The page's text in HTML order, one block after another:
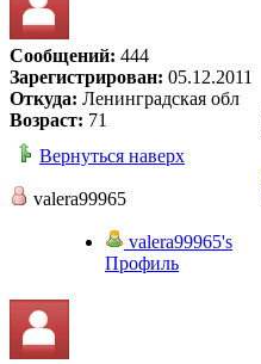
Сообщений: 444
Зарегистрирован: 05.12.2011
Откуда: Ленинградская обл
Возраст: 71
Вернуться наверх
valera99965
valera99965's
Профиль